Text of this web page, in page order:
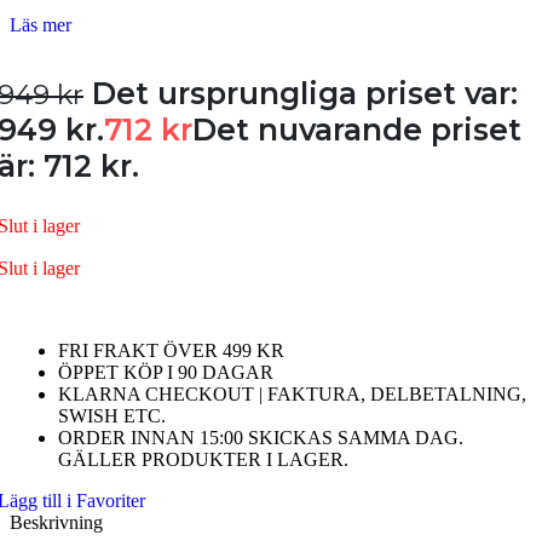
Läs mer
kr Det ursprungliga priset var:
kr.712 krDet nuvarande priset
712 kr.
i lager
i lager
FRI FRAKT ÖVER 499 KR
ÖPPET KÖP I 90 DAGAR
KLARNA CHECKOUT | FAKTURA, DELBETALNING,
SWISH ETC.
ORDER INNAN 15:00 SKICKAS SAMMA DAG.
GÄLLER PRODUKTER I LAGER.
till i Favoriter
Beskrivning